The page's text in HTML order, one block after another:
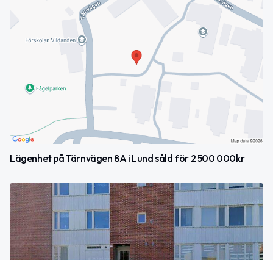
Lägenhet på Tärnvägen 8A i Lund såld för 2 500 000kr